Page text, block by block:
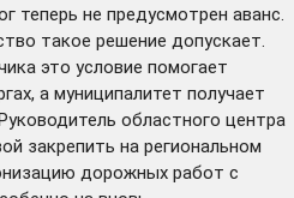
теперь не предусмотрен аванс.
такое решение допускает.
это условие помогает
а муниципалитет получает
областного центра
закрепить на региональном
дорожных работ с